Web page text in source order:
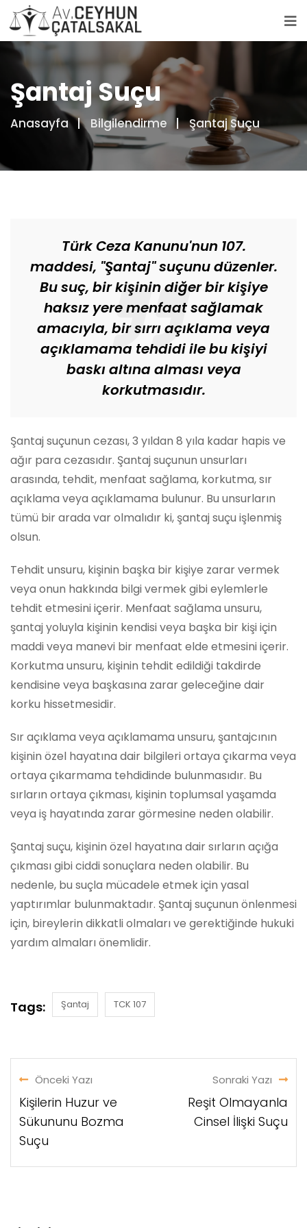
Şantaj Suçu
Anasayfa Bilgilendirme Şantaj Suçu
Türk Ceza Kanunu'nun 107.
maddesi, "Şantaj" suçunu düzenler.
Bu suç, bir kişinin diğer bir kişiye
haksız yere menfaat sağlamak
amacıyla, bir sırrı açıklama veya
açıklamama tehdidi ile bu kişiyi
baskı altına alması veya
korkutmasıdır.
Şantaj suçunun cezası, 3 yıldan 8 yıla kadar hapis ve
ağır para cezasıdır. Şantaj suçunun unsurları
arasında, tehdit, menfaat sağlama, korkutma, sır
açıklama veya açıklamama bulunur. Bu unsurların
tümü bir arada var olmalıdır ki, şantaj suçu işlenmiş
olsun.
Tehdit unsuru, kişinin başka bir kişiye zarar vermek
veya onun hakkında bilgi vermek gibi eylemlerle
tehdit etmesini içerir. Menfaat sağlama unsuru,
şantaj yoluyla kişinin kendisi veya başka bir kişi için
maddi veya manevi bir menfaat elde etmesini içerir.
Korkutma unsuru, kişinin tehdit edildiği takdirde
kendisine veya başkasına zarar geleceğine dair
korku hissetmesidir.
Sır açıklama veya açıklamama unsuru, şantajcının
kişinin özel hayatına dair bilgileri ortaya çıkarma veya
ortaya çıkarmama tehdidinde bulunmasıdır. Bu
sırların ortaya çıkması, kişinin toplumsal yaşamda
veya iş hayatında zarar görmesine neden olabilir.
Şantaj suçu, kişinin özel hayatına dair sırların açığa
çıkması gibi ciddi sonuçlara neden olabilir. Bu
nedenle, bu suçla mücadele etmek için yasal
yaptırımlar bulunmaktadır. Şantaj suçunun önlenmesi
için, bireylerin dikkatli olmaları ve gerektiğinde hukuki
yardım almaları önemlidir.
Tags: Şantaj TCK 107
Önceki Yazı
Kişilerin Huzur ve
Sükununu Bozma
Suçu
Sonraki Yazı
Reşit Olmayanla
Cinsel İlişki Suçu